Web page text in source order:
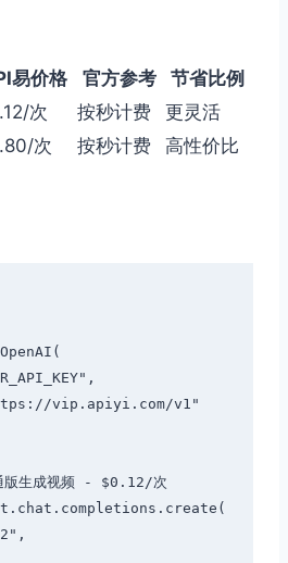
易价格 官方参考
节省比例
次 按秒计费
更灵活
次 按秒计费 高性价比
生成视频 - $0.12/次